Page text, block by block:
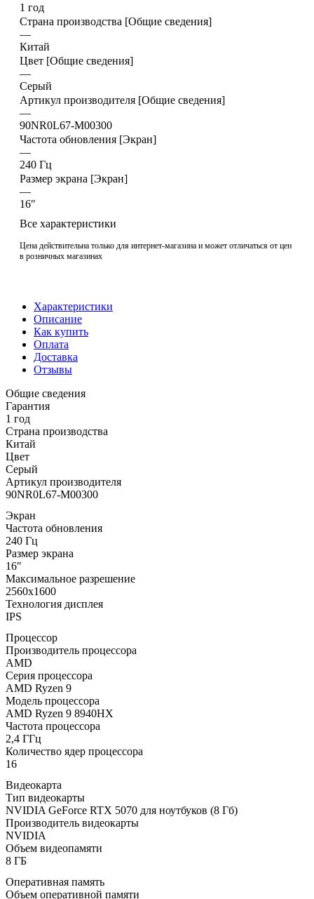
1 год
Страна производства [Общие сведения]
—
Китай
Цвет [Общие сведения]
—
Серый
Артикул производителя [Общие сведения]
—
90NR0L67-M00300
Частота обновления [Экран]
—
240 Гц
Размер экрана [Экран]
—
16″
Все характеристики
Цена действительна только для интернет-магазина и может отличаться от цен
в розничных магазинах
Характеристики
Описание
Как купить
Оплата
Доставка
Отзывы
Общие сведения
Гарантия
1 год
Страна производства
Китай
Цвет
Серый
Артикул производителя
90NR0L67-M00300
Экран
Частота обновления
240 Гц
Размер экрана
16″
Максимальное разрешение
2560x1600
Технология дисплея
IPS
Процессор
Производитель процессора
AMD
Серия процессора
AMD Ryzen 9
Модель процессора
AMD Ryzen 9 8940HX
Частота процессора
2,4 ГГц
Количество ядер процессора
16
Видеокарта
Тип видеокарты
NVIDIA GeForce RTX 5070 для ноутбуков (8 Гб)
Производитель видеокарты
NVIDIA
Объем видеопамяти
8 ГБ
Оперативная память
Объем оперативной памяти